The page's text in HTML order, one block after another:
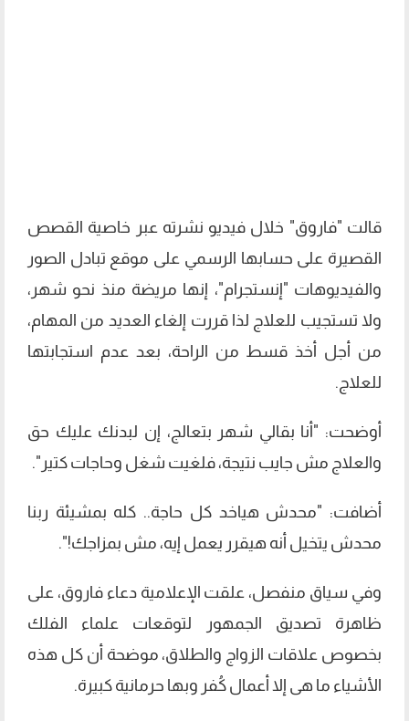
قالت "فاروق" خلال فيديو نشرته عبر خاصية القصص
القصيرة على حسابها الرسمي على موقع تبادل الصور
والفيديوهات "إنستجرام"، إنها مريضة منذ نحو شهر،
ولا تستجيب للعلاج لذا قررت إلغاء العديد من المهام،
من أجل أخذ قسط من الراحة، بعد عدم استجابتها
للعلاج.
أوضحت: "أنا بقالي شهر بتعالج، إن لبدنك عليك حق
والعلاج مش جايب نتيجة، فلغيت شغل وحاجات كتير".
أضافت: "محدش هياخد كل حاجة.. كله بمشيئة ربنا
محدش يتخيل أنه هيقرر يعمل إيه، مش بمزاجك!".
وفي سياق منفصل، علقت الإعلامية دعاء فاروق، على
ظاهرة تصديق الجمهور لتوقعات علماء الفلك
بخصوص علاقات الزواج والطلاق، موضحة أن كل هذه
الأشياء ما هى إلا أعمال كُفر وبها حرمانية كبيرة.